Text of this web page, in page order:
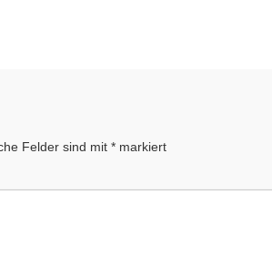
Felder sind mit * markiert